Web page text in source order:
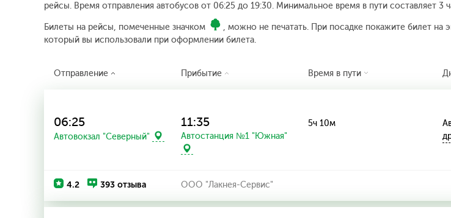
рейсы. Время отправления автобусов от 06:25 до 19:30. Минимальное время в пути составляет 3
Билеты на рейсы, помеченные значком
, можно не печатать. При посадке покажите билет на
который вы использовали при оформлении билета.
Отправление Прибытие Время в пути
06:25
Автовокзал "Северный"
11:35
Автостанция №1 "Южная"
5ч 10м
4.2 393 отзыва ООО "Лакнея-Сервис"